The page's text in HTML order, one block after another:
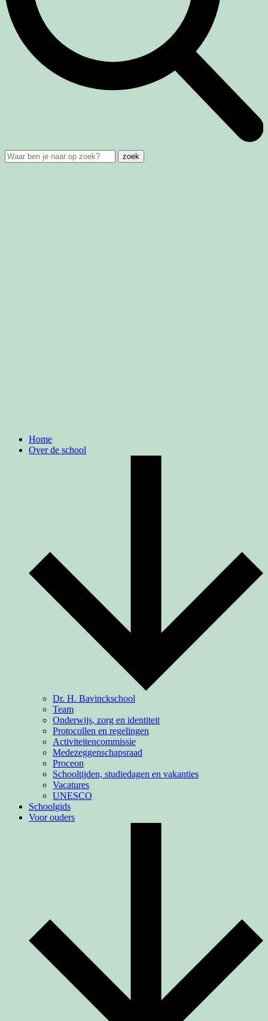
Home
Over de school
Dr. H. Bavinckschool
Team
Onderwijs, zorg en identiteit
Protocollen en regelingen
Activiteiten­commissie
Medezeggenschapsraad
Proceon
Schooltijden, studiedagen en vakanties
Vacatures
UNESCO
Schoolgids
Voor ouders